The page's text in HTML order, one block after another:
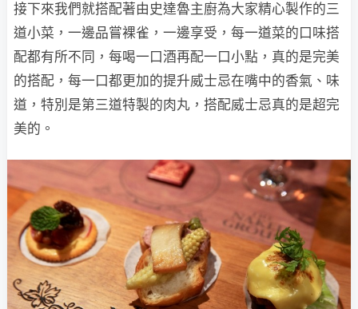
接下來我們就搭配著由史達魯主廚為大家精心製作的三
道小菜，一邊品嘗裸雀，一邊享受，每一道菜的口味搭
配都有所不同，每喝一口酒再配一口小點，真的是完美
的搭配，每一口都更加的提升威士忌在嘴中的香氣、味
道，特別是第三道特製的肉丸，搭配威士忌真的是超完
美的。